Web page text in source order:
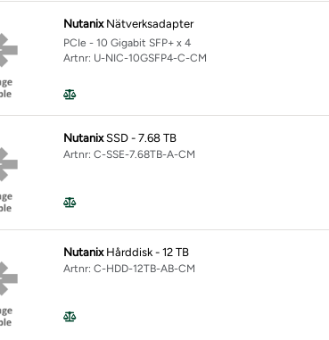
Nutanix Nätverksadapter
PCIe - 10 Gigabit SFP+ x 4
Artnr: U-NIC-10GSFP4-C-CM
Nutanix SSD - 7.68 TB
Artnr: C-SSE-7.68TB-A-CM
Nutanix Hårddisk - 12 TB
Artnr: C-HDD-12TB-AB-CM